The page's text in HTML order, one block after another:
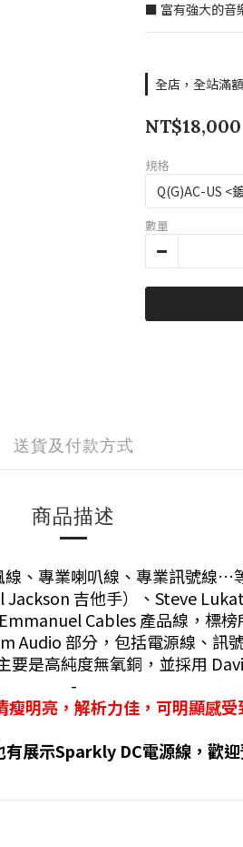
■ 富有強大的音
全店，全站滿
NT$18,000
規格
數量
送貨及付款方式
商品描述
、專業喇叭線、專業訊號線
吉他手）、Steve
Cables 產品線，標榜
Audio 部分，包括電源線、訊
是高純度無氧銅，並採用
-
明亮，解析力佳，可明顯感受
展示Sparkly DC電源線，歡迎